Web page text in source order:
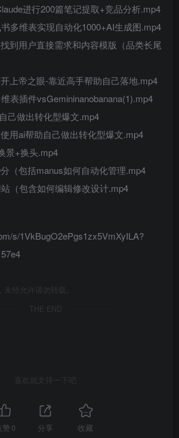
进行200篇笔记提取+竞品分析.mp4
多维表实现自动化1000+AI生成图.mp4
到用户直接需求和内容模版（品类长尾
上帝之眼-靠近高手帮助自己落地.mp4
表插件vsGemininanobanana(1).mp4
己做出转化型爆文.mp4
用ai帮助自己做出转化型爆文.mp4
景+换头.mp4
（包括manus如何自动化管理.mp4
（包含如何编辑修改设计.mp4
s/1VkBugO2ePgs1zx5VmXyILA?
经允许请勿转载。
THE END
喜欢就支持一下吧
赞 0 分享 收藏